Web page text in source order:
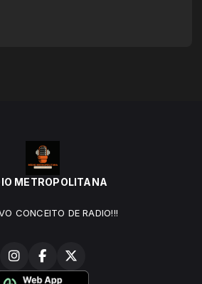
METROPOLITANA
CONCEITO DE RADIO!!!